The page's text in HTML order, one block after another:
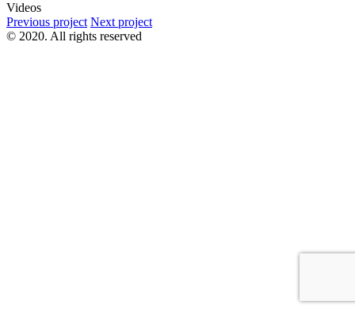
Videos
Previous project Next project
© 2020. All rights reserved